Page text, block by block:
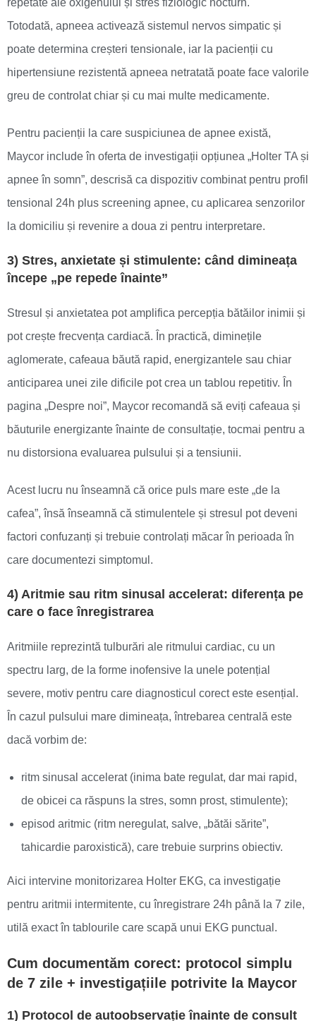
repetate ale oxigenului și stres fiziologic nocturn.
Totodată, apneea activează sistemul nervos simpatic și
poate determina creșteri tensionale, iar la pacienții cu
hipertensiune rezistentă apneea netratată poate face valorile
greu de controlat chiar și cu mai multe medicamente.
Pentru pacienții la care suspiciunea de apnee există,
Maycor include în oferta de investigații opțiunea „Holter TA și
apnee în somn”, descrisă ca dispozitiv combinat pentru profil
tensional 24h plus screening apnee, cu aplicarea senzorilor
la domiciliu și revenire a doua zi pentru interpretare.
3) Stres, anxietate și stimulente: când dimineața
începe „pe repede înainte”
Stresul și anxietatea pot amplifica percepția bătăilor inimii și
pot crește frecvența cardiacă. În practică, diminețile
aglomerate, cafeaua băută rapid, energizantele sau chiar
anticiparea unei zile dificile pot crea un tablou repetitiv. În
pagina „Despre noi”, Maycor recomandă să eviți cafeaua și
băuturile energizante înainte de consultație, tocmai pentru a
nu distorsiona evaluarea pulsului și a tensiunii.
Acest lucru nu înseamnă că orice puls mare este „de la
cafea”, însă înseamnă că stimulentele și stresul pot deveni
factori confuzanți și trebuie controlați măcar în perioada în
care documentezi simptomul.
4) Aritmie sau ritm sinusal accelerat: diferența pe
care o face înregistrarea
Aritmiile reprezintă tulburări ale ritmului cardiac, cu un
spectru larg, de la forme inofensive la unele potențial
severe, motiv pentru care diagnosticul corect este esențial.
În cazul pulsului mare dimineața, întrebarea centrală este
dacă vorbim de:
ritm sinusal accelerat (inima bate regulat, dar mai rapid,
de obicei ca răspuns la stres, somn prost, stimulente);
episod aritmic (ritm neregulat, salve, „bătăi sărite”,
tahicardie paroxistică), care trebuie surprins obiectiv.
Aici intervine monitorizarea Holter EKG, ca investigație
pentru aritmii intermitente, cu înregistrare 24h până la 7 zile,
utilă exact în tablourile care scapă unui EKG punctual.
Cum documentăm corect: protocol simplu
de 7 zile + investigațiile potrivite la Maycor
1) Protocol de autoobservație înainte de consult